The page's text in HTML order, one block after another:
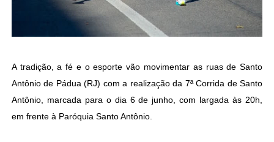
A tradição, a fé e o esporte vão movimentar as ruas de Santo
Antônio de Pádua (RJ) com a realização da 7ª Corrida de Santo
Antônio, marcada para o dia 6 de junho, com largada às 20h,
em frente à Paróquia Santo Antônio.